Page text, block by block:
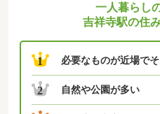
一人暮らし
吉祥寺駅の住
1 必要なものが近場でそ
2 自然や公園が多い